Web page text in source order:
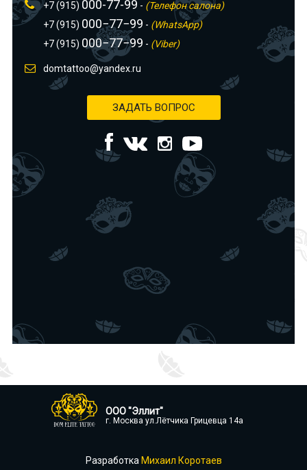
+7 (915) 000-77-99 - (Телефон салона)
+7 (915) 000−77−99 - (WhatsApp)
+7 (915) 000−77−99 - (Viber)
domtattoo@yandex.ru
ЗАДАТЬ ВОПРОС
ООО "Эллит"
г. Москва ул.Лётчика Грицевца 14а
Разработка Михаил Коротаев